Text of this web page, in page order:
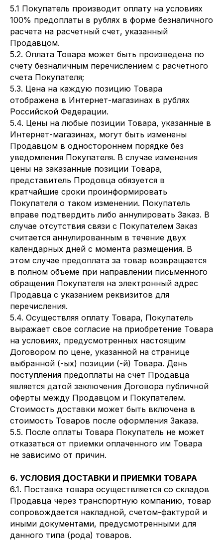
5.1 Покупатель производит оплату на условиях
100% предоплаты в рублях в форме безналичного
расчета на расчетный счет, указанный
Продавцом.
5.2. Оплата Товара может быть произведена по
счету безналичным перечислением с расчетного
счета Покупателя;
5.3. Цена на каждую позицию Товара
отображена в Интернет-магазинах в рублях
Российской Федерации.
5.4. Цены на любые позиции Товара, указанные в
Интернет-магазинах, могут быть изменены
Продавцом в одностороннем порядке без
уведомления Покупателя. В случае изменения
цены на заказанные позиции Товара,
представитель Продовца обязуется в
кратчайшие сроки проинформировать
Покупателя о таком изменении. Покупатель
вправе подтвердить либо аннулировать Заказ. В
случае отсутствия связи с Покупателем Заказ
считается аннулированным в течение двух
календарных дней с момента размещения. В
этом случае предоплата за товар возвращается
в полном объеме при направлении письменного
обращения Покупателя на электронный адрес
Продавца с указанием реквизитов для
перечисления.
5.4. Осуществляя оплату Товара, Покупатель
выражает свое согласие на приобретение Товара
на условиях, предусмотренных настоящим
Договором по цене, указанной на странице
выбранной (-ых) позиции (-й) Товара. День
поступления предоплаты на счет Продавца
является датой заключения Договора публичной
оферты между Продавцом и Покупателем.
Стоимость доставки может быть включена в
стоимость Товаров после оформления Заказа.
5.5. После оплаты Товара Покупатель не может
отказаться от приемки оплаченного им Товара
не зависимо от причин.
6. УСЛОВИЯ ДОСТАВКИ И ПРИЕМКИ ТОВАРА
6.1. Поставка товара осуществляется со складов
Продавца через транспортную компанию, товар
сопровождается накладной, счетом-фактурой и
иными документами, предусмотренными для
данного типа (рода) товаров.